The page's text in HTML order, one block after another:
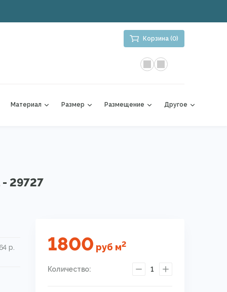
Корзина (0)
Материал Размер Размещение Другое
- 29727
р.
1800 руб м2
Количество: 1